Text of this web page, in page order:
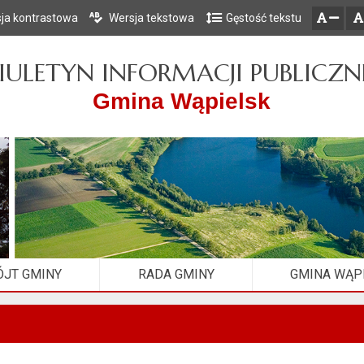
Przejdź do głównego menu
Przejdź do treści
Przejdź do mapy serwisu
kontrastowa Wersja tekstowa Gęstość tekstu
INFORMACJI
Gmina Wąpielsk
GMINY RADA GMINY GMINA